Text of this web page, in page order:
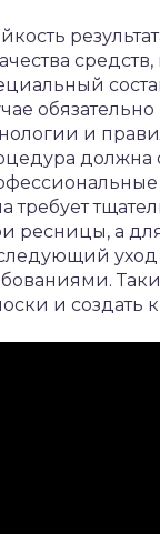
и
должна
требует
ресницы, а
уход
и создать